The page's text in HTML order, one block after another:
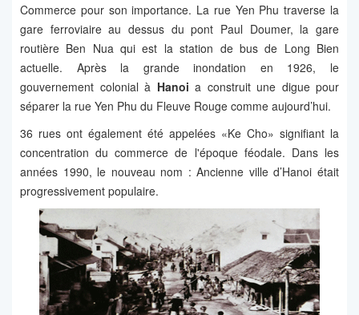
Commerce pour son importance. La rue Yen Phu traverse la
gare ferroviaire au dessus du pont Paul Doumer, la gare
routière Ben Nua qui est la station de bus de Long Bien
actuelle. Après la grande inondation en 1926, le
gouvernement colonial à Hanoi a construit une digue pour
séparer la rue Yen Phu du Fleuve Rouge comme aujourd’hui.
36 rues ont également été appelées «Ke Cho» signifiant la
concentration du commerce de l'époque féodale. Dans les
années 1990, le nouveau nom : Ancienne ville d’Hanoi était
progressivement populaire.